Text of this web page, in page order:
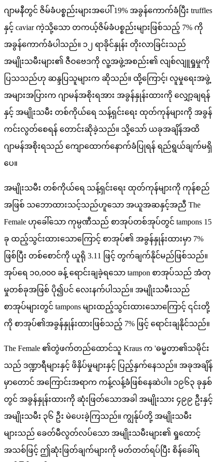
ဂျာမနီတွင် ဇိမ်ခံပစ္စည်းများအပေါ် 19% အခွန်ကောက်ခံပြီး truffles
နှင့် caviar ကဲ့သို့သော တကယ့်ဇိမ်ခံပစ္စည်းများဖြစ်သည့် 7% ကို
အခွန်ကောက်ခံပါသည်။ ၁၂ ရာခိုင်နှုန်း တိုးလာခြင်းသည်
အမျိုးသမီးများ၏ ဇီဝဗေဒကို လူ့အဖွဲ့အစည်း၏ လျစ်လျူရှုမှုကို
ပြသသည်ဟု ဆန္ဒပြသူများက ဆိုသည်။ ထို့ကြောင့်၊ လူမှုရေးအဖွဲ့
အများအပြားက ဂျာမန်အစိုးရအား အခွန်နှုန်းထားကို လျှော့ချရန်
နှင့် အမျိုးသမီး တစ်ကိုယ်ရေ သန့်ရှင်းရေး ထုတ်ကုန်များကို အခွန်
ကင်းလွတ်စေရန် တောင်းဆိုခဲ့သည်။ သို့သော် ယခုအချိန်အထိ
ဂျာမန်အစိုးရသည် ကျောထောက်နောက်ခံပြုရန် ရည်ရွယ်ချက်မရှိ
ပေ။
အမျိုးသမီး တစ်ကိုယ်ရေ သန့်ရှင်းရေး ထုတ်ကုန်များကို ကုန်စည်
အဖြစ် သဘောထားသင့်သည်ဟူသော အယူအဆနှင့်အညီ The
Female ဟုခေါ်သော ကုမ္ပဏီသည် စာအုပ်တစ်အုပ်တွင် tampons 15
ခု ထည့်သွင်းထားသောကြောင့် စာအုပ်၏ အခွန်နှုန်းထားမှာ 7%
ဖြစ်ပြီး တစ်စောင်ကို ယူရို 3.11 ဖြင့် တွက်ချက်နိုင်မည်ဖြစ်သည်။
အုပ်ရေ ၁၀,၀၀၀ ခန့် ရောင်းချခဲ့ရသော tampon စာအုပ်သည် အံတု
မှုတစ်ခုအဖြစ် ပို၍ပင် လေးနက်ပါသည်။ အမျိုးသမီးသည်
စာအုပ်များတွင် tampons များထည့်သွင်းထားသောကြောင့် ၎င်းတို့
ကို စာအုပ်၏အခွန်နှုန်းထားဖြစ်သည့် 7% ဖြင့် ရောင်းချနိုင်သည်။
The Female ၏တွဲဖက်တည်ထောင်သူ Kraus က 'ဓမ္မတာ၏သမိုင်း
သည် ဒဏ္ဍာရီများနှင့် ဖိနှိပ်မှုများနှင့် ပြည့်နှက်နေသည်။ အခုအချိန်
မှာတောင် အကြောင်းအရာက ကန့်လန့်ခံဖြစ်နေဆဲပါ။ ၁၉၆၃ ခုနှစ်
တွင် အခွန်နှုန်းထားကို ဆုံးဖြတ်သောအခါ အမျိုးသား ၄၉၉ ဦးနှင့်
အမျိုးသမီး ၃၆ ဦး မဲပေးခဲ့ကြသည်။ ကျွန်ုပ်တို့ အမျိုးသမီး
များသည် ခေတ်မီလွတ်လပ်သော အမျိုးသမီးများ၏ ရှုထောင့်
အသစ်ဖြင့် ဤဆုံးဖြတ်ချက်များကို မတ်တတ်ရပ်ပြီး စိန်ခေါ်ရ